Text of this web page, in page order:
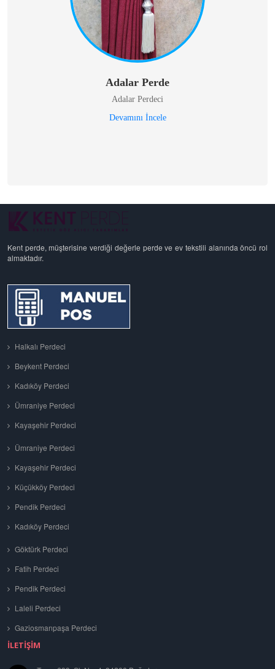
Adalar Perde
Adalar Perdeci
Devamını İncele
Kent perde, müşterisine verdiği değerle perde ve ev tekstili alanında öncü rol
almaktadır.
Halkalı Perdeci
Beykent Perdeci
Kadıköy Perdeci
Ümraniye Perdeci
Kayaşehir Perdeci
Ümraniye Perdeci
Kayaşehir Perdeci
Küçükköy Perdeci
Pendik Perdeci
Kadıköy Perdeci
Göktürk Perdeci
Fatih Perdeci
Pendik Perdeci
Laleli Perdeci
Gaziosmanpaşa Perdeci
İLETIŞIM